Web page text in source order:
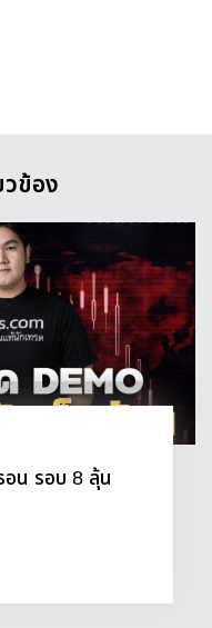
ข้อง
น รอบ 8 ลุ้น